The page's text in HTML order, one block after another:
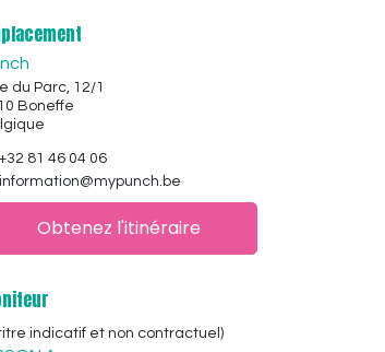
du Parc, 12/1
Boneffe
+32 81 46 04 06
information@mypunch.be
Obtenez l'itinéraire
indicatif et non contractuel)